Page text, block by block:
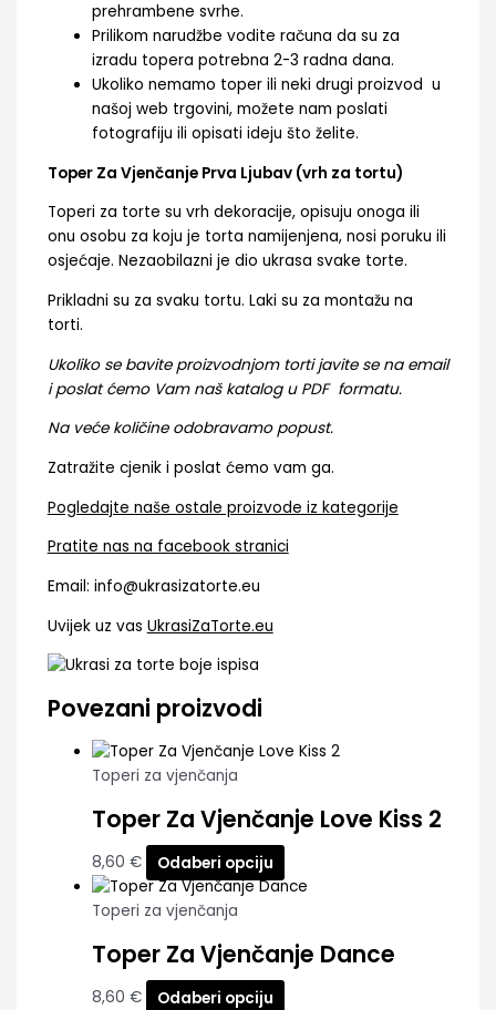
prehrambene svrhe.
Prilikom narudžbe vodite računa da su za
izradu topera potrebna 2-3 radna dana.
Ukoliko nemamo toper ili neki drugi proizvod u
našoj web trgovini, možete nam poslati
fotografiju ili opisati ideju što želite.
Toper Za Vjenčanje Prva Ljubav (vrh za tortu)
Toperi za torte su vrh dekoracije, opisuju onoga ili
onu osobu za koju je torta namijenjena, nosi poruku ili
osjećaje. Nezaobilazni je dio ukrasa svake torte.
Prikladni su za svaku tortu. Laki su za montažu na
torti.
Ukoliko se bavite proizvodnjom torti javite se na email
i poslat ćemo Vam naš katalog u PDF formatu.
Na veće količine odobravamo popust.
Zatražite cjenik i poslat ćemo vam ga.
Pogledajte naše ostale proizvode iz kategorije
Pratite nas na facebook stranici
Email: info@ukrasizatorte.eu
Uvijek uz vas UkrasiZaTorte.eu
Povezani proizvodi
Toperi za vjenčanja
Toper Za Vjenčanje Love Kiss 2
8,60 € Odaberi opciju
Toperi za vjenčanja
Toper Za Vjenčanje Dance
8,60 € Odaberi opciju